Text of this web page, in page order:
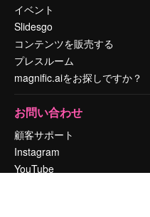
イベント
Slidesgo
コンテンツを販売する
プレスルーム
magnific.aiをお探しですか？
お問い合わせ
顧客サポート
Instagram
YouTube